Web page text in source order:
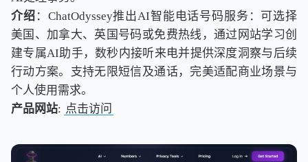
介绍 ：ChatOdyssey推出AI智能电话号码服务：可选择
美国、加拿大、英国号码或免费热线，通过网站学习创
建专属AI助手，数秒内接听来电并提供深度洞察与后续
行动方案。支持无限短信及通话，完美适配商业场景与
个人使用需求。
产品网站: 点击访问